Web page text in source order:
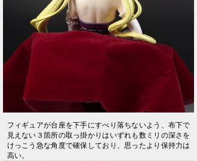
フィギュアが台座を下手にすべり落ちないよう、布下で
見えない３箇所の取っ掛かりはいずれも数ミリの深さを
けっこう急な角度で確保しており、思ったより保持力は
高い。